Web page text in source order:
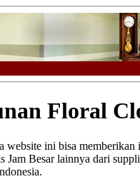
Floral
website ini bisa
Besar lainnya dari